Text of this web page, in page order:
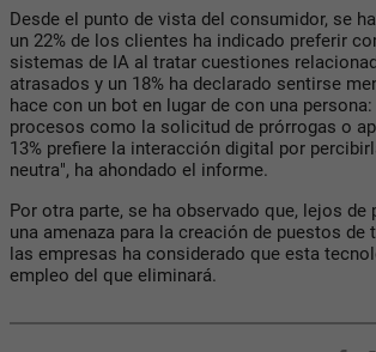
Desde el punto de vista del consumidor, se
un 22% de los clientes ha indicado preferir
sistemas de IA al tratar cuestiones
atrasados y un 18% ha declarado sentirse
hace con un bot en lugar de con una
procesos como la solicitud de prórrogas o
13% prefiere la interacción digital por
neutra", ha ahondado el informe.
Por otra parte, se ha observado que, lejos de
una amenaza para la creación de puestos de
las empresas ha considerado que esta
empleo del que eliminará.